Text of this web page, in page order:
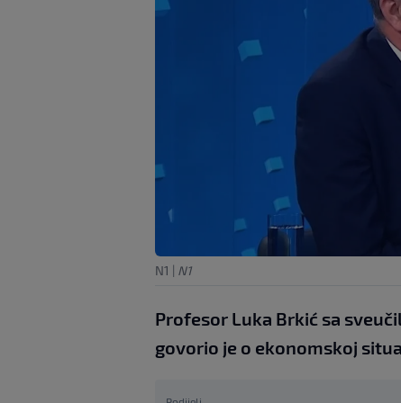
N1 | N1
Profesor Luka Brkić sa
govorio je o ekonomskoj